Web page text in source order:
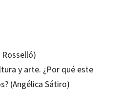
y arte. ¿Por qué este
(Angélica Sátiro)